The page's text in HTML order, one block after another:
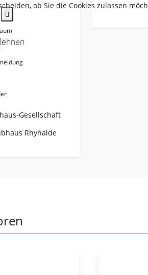
Gesellschaft
Rhyhalde
ob Sie die Cookies zulassen